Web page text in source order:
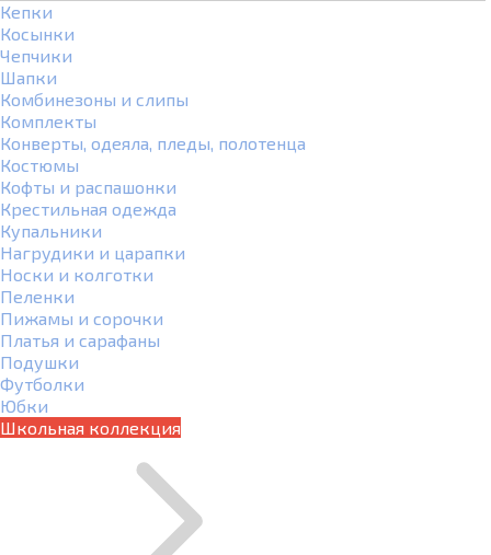
Кепки
Косынки
Чепчики
Шапки
Комбинезоны и слипы
Комплекты
Конверты, одеяла, пледы, полотенца
Костюмы
Кофты и распашонки
Крестильная одежда
Купальники
Нагрудики и царапки
Носки и колготки
Пеленки
Пижамы и сорочки
Платья и сарафаны
Подушки
Футболки
Юбки
Школьная коллекция